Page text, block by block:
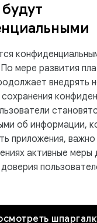
мере развития
внедрять
об информации,
приложения, важно
активные меры